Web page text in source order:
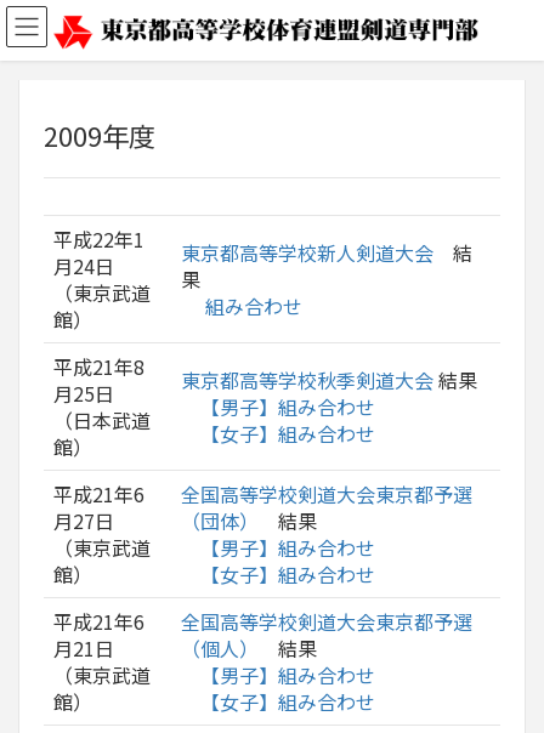
2009年度
平成22年1
月24日
（東京武道
館）
東京都高等学校新人剣道大会 結
果
組み合わせ
平成21年8
月25日
（日本武道
館）
東京都高等学校秋季剣道大会結果
【男子】組み合わせ
【女子】組み合わせ
平成21年6
月27日
（東京武道
館）
全国高等学校剣道大会東京都予選
（団体）
結果
【男子】組み合わせ
【女子】組み合わせ
平成21年6
月21日
（東京武道
館）
全国高等学校剣道大会東京都予選
（個人）
結果
【男子】組み合わせ
【女子】組み合わせ